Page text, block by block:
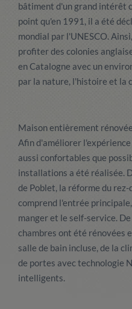
bâtiment d'un grand intérêt
point qu'en 1991, il a été
mondial par l'UNESCO.
profiter des colonies
en Catalogne avec un
par la nature, l'histoire et la
Maison entièrement
Afin d'améliorer
aussi confortables que
installations a été réalisée.
de Poblet, la réforme du
comprend l'entrée
manger et le self-service.
chambres ont été rénovées
salle de bain incluse, de la
de portes avec technologie
intelligents.